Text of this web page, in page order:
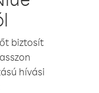
biztosít
hívási